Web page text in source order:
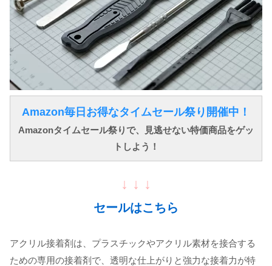
Amazon毎日お得なタイムセール祭り開催中！
Amazonタイムセール祭りで、見逃せない特価商品をゲッ
トしよう！
↓ ↓ ↓
セールはこちら
アクリル接着剤は、プラスチックやアクリル素材を接合する
ための専用の接着剤で、透明な仕上がりと強力な接着力が特